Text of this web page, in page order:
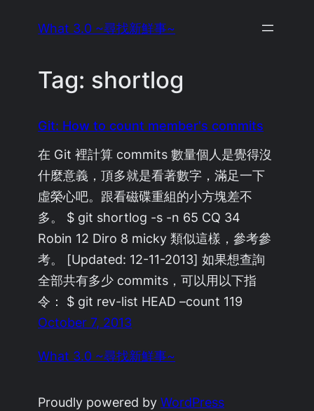
What 3.0 ~尋找新鮮事~
Tag: shortlog
Git: How to count member's commits
在 Git 裡計算 commits 數量個人是覺得沒
什麼意義，頂多就是看著數字，滿足一下
虛榮心吧。跟看磁碟重組的小方塊差不
多。 $ git shortlog -s -n 65 CQ 34
Robin 12 Diro 8 micky 類似這樣，參考參
考。 [Updated: 12-11-2013] 如果想查詢
全部共有多少 commits，可以用以下指
令： $ git rev-list HEAD –count 119
October 7, 2013
What 3.0 ~尋找新鮮事~
Proudly powered byWordPress